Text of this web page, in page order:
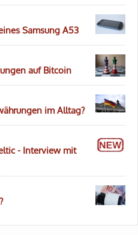
Samsung A53
auf Bitcoin
im Alltag?
- Interview mit